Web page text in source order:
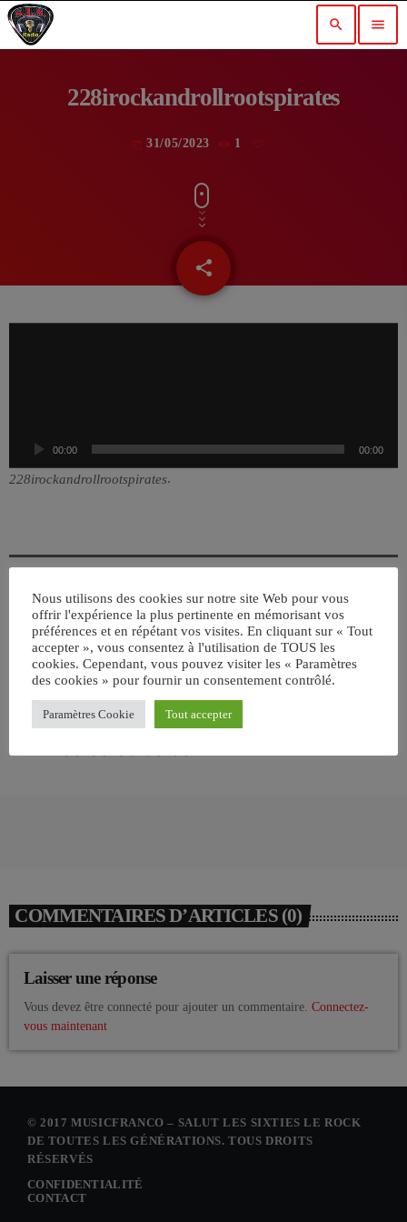
search menu
228irockandrollrootspirates
31/05/2023 1
share
email
a
o
00:00 00:00
228irockandrollrootspirates.
ÉCRIT PAR:JEAN-CLAUDE
email
COMMENTAIRES D’ARTICLES (0)
Laisser une réponse
Vous devez être connecté pour ajouter un commentaire. Connectez-
vous maintenant
© 2017 MUSICFRANCO – SALUT LES SIXTIES LE ROCK
DE TOUTES LES GÉNÉRATIONS. TOUS DROITS
RÉSERVÉS
CONFIDENTIALITÉ
CONTACT
Nous utilisons des cookies sur notre site Web pour vous
offrir l'expérience la plus pertinente en mémorisant vos
préférences et en répétant vos visites. En cliquant sur « Tout
accepter », vous consentez à l'utilisation de TOUS les
cookies. Cependant, vous pouvez visiter les « Paramètres
des cookies » pour fournir un consentement contrôlé.
Paramètres Cookie Tout accepter